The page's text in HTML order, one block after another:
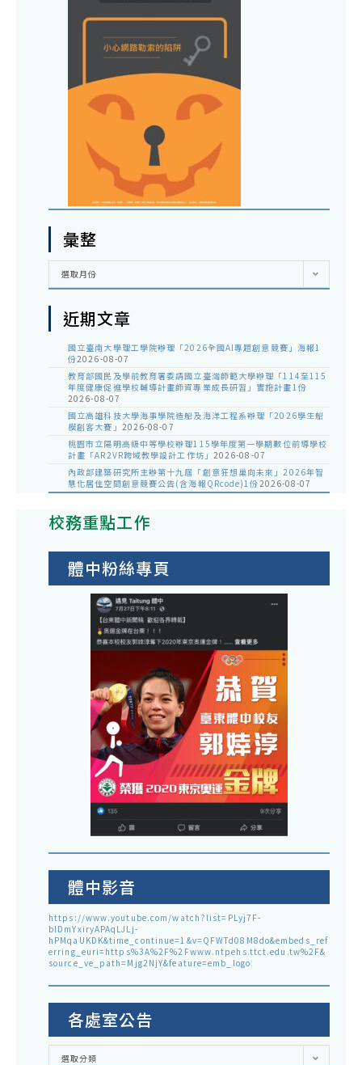
彙整
彙
選取月份
近期文章
國立臺南大學理工學院辦理「2026全國AI專題創意競賽」海報1
份2026-08-07
教育部國民及學前教育署委請國立臺灣師範大學辦理「114至115
年度健康促進學校輔導計畫師資專業成長研習」實施計畫1份
2026-08-07
國立高雄科技大學海事學院造船及海洋工程系辦理「2026學生船
模創客大賽」 2026-08-07
桃園市立陽明高級中等學校辦理115學年度第一學期數位前導學校
計畫「AR2VR跨域教學設計工作坊」 2026-08-07
內政部建築研究所主辦第十九屆「創意狂想巢向未來」2026年智
慧化居住空間創意競賽公告(含海報QRcode)1份2026-08-07
校務重點工作
體中粉絲專頁
體中影音
https://www.youtube.com/watch?list=PLyj7F-
blDmYxiryAPAqLJLj-
hPMqaUKDK&time_continue=1&v=QFWTd08M8do&embeds_ref
erring_euri=https%3A%2F%2Fwww.ntpehs.ttct.edu.tw%2F&
source_ve_path=Mjg2NjY&feature=emb_logo
各處室公告
各
選取分類